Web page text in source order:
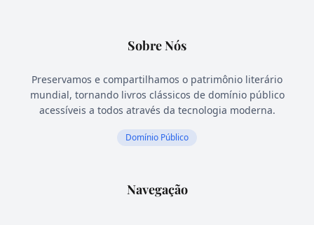
Sobre Nós
Preservamos e compartilhamos o patrimônio literário
mundial, tornando livros clássicos de domínio público
acessíveis a todos através da tecnologia moderna.
Domínio Público
Navegação